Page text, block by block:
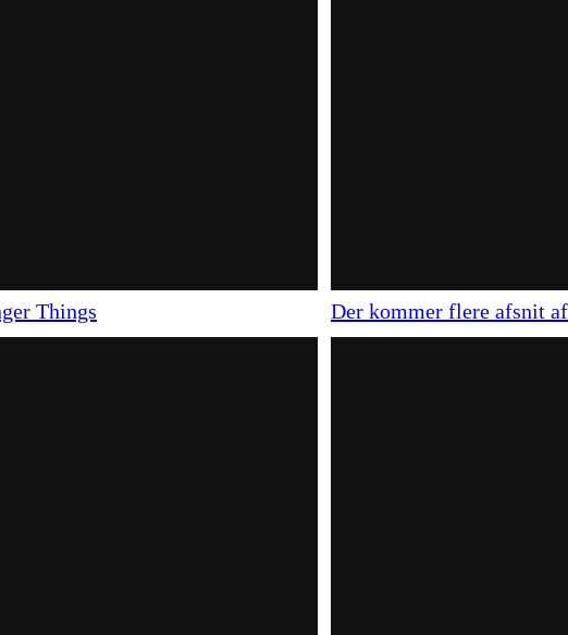
Things Der kommer flere afsnit